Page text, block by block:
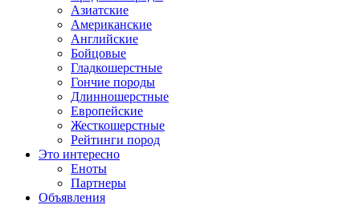
Азиатские
Американские
Английские
Бойцовые
Гладкошерстные
Гончие породы
Длинношерстные
Европейские
Жесткошерстные
Рейтинги пород
Это интересно
Еноты
Партнеры
Объявления